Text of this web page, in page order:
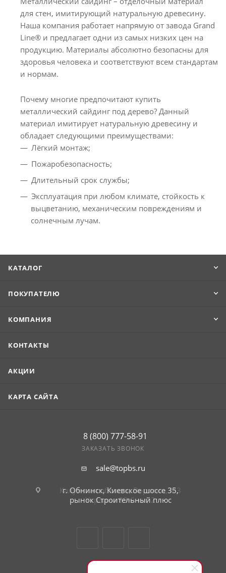
для стен, имитирующий натуральную древесину.
Наша компания работает напрямую от завода Grand
Line® и предлагает одни из самых низких цен на
продукцию. Материалы абсолютно безопасны для
здоровья человека и соответствуют всем стандартам
и нормам.
Почему многие предпочитают купить
металлический сайдинг под дерево? Данный
материал имитирует натуральную древесину и
обладает следующими преимуществами:
Лёгкий монтаж;
Пожаробезопасность;
Длительный срок службы;
Эксплуатация при любом климате, стойкость к
выцветанию, механическим повреждениям и
солнечным лучам.
КАТАЛОГ
ПОКУПАТЕЛЮ
КОМПАНИЯ
КОНТАКТЫ
АКЦИИ
КАРТА САЙТА
8 (800) 777-58-91
ЗАКАЗАТЬ ЗВОНОК
sale@topbs.ru
г. Обнинск, Киевское шоссе 35,
рынок Строительный плюс